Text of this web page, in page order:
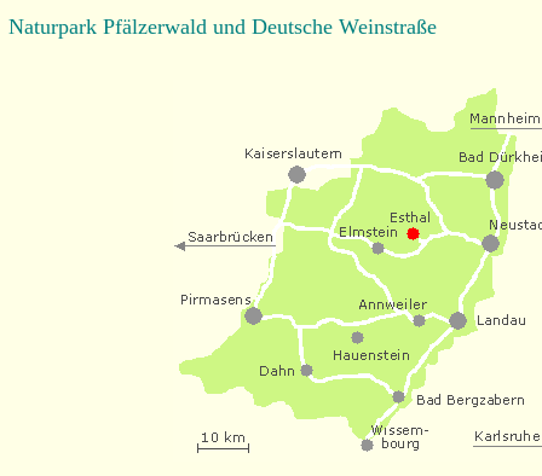
Naturpark Pfälzerwald und Deutsche Weinstraße